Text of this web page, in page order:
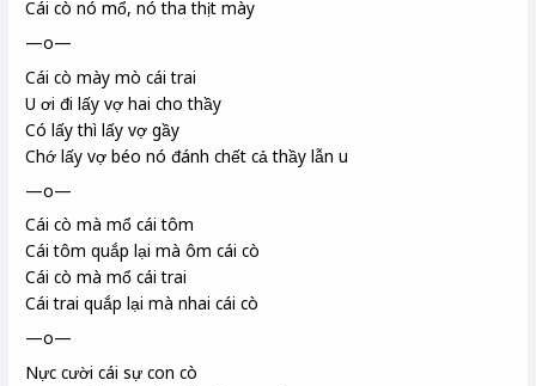
Cái cò nó mổ, nó tha thịt mày
—o—
Cái cò mày mò cái trai
U ơi đi lấy vợ hai cho thầy
Có lấy thì lấy vợ gầy
Chớ lấy vợ béo nó đánh chết cả thầy lẫn u
—o—
Cái cò mà mổ cái tôm
Cái tôm quắp lại mà ôm cái cò
Cái cò mà mổ cái trai
Cái trai quắp lại mà nhai cái cò
—o—
Nực cười cái sự con cò